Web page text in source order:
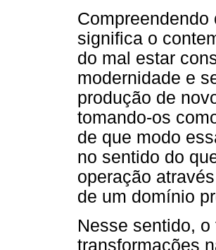
significa o
do mal estar
modernidade e
produção de
tomando-os
de que modo
no sentido do
operação
de um domínio
Nesse sentido,
transformações